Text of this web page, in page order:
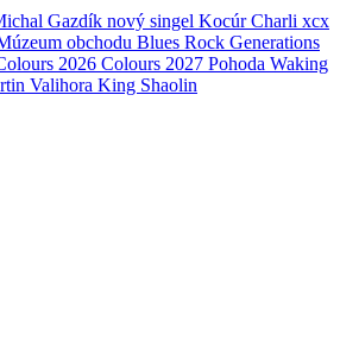
Gazdík nový singel Kocúr Charli xcx
obchodu Blues Rock Generations
2026 Colours 2027 Pohoda Waking
Valihora King Shaolin